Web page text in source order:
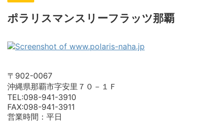
ポラリスマンスリーフラッツ那覇
〒902-0067
沖縄県那覇市字安里７０－１Ｆ
TEL:098-941-3910
FAX:098-941-3911
営業時間：平日